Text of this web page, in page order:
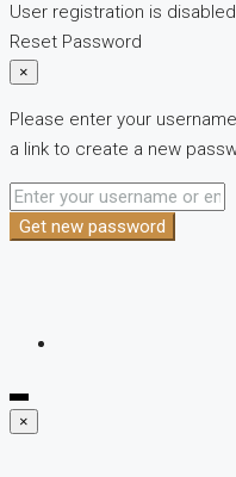
User registration is
Reset Password
×
Please enter your
a link to create a new
Get new password
×